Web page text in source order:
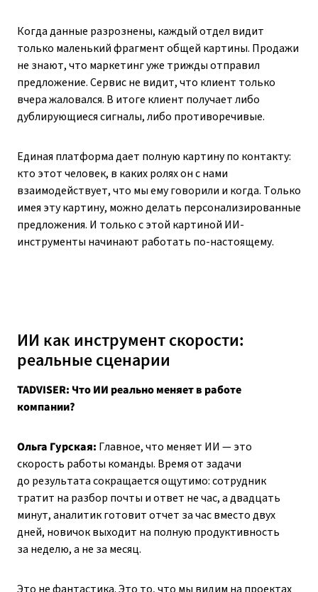
Когда данные разрознены, каждый отдел видит
только маленький фрагмент общей картины. Продажи
не знают, что маркетинг уже трижды отправил
предложение. Сервис не видит, что клиент только
вчера жаловался. В итоге клиент получает либо
дублирующиеся сигналы, либо противоречивые.
Единая платформа дает полную картину по контакту:
кто этот человек, в каких ролях он с нами
взаимодействует, что мы ему говорили и когда. Только
имея эту картину, можно делать персонализированные
предложения. И только с этой картиной ИИ-
инструменты начинают работать по-настоящему.
ИИ как инструмент скорости:
реальные сценарии
TADVISER: Что ИИ реально меняет в работе
компании?
Ольга Гурская: Главное, что меняет ИИ — это
скорость работы команды. Время от задачи
до результата сокращается ощутимо: сотрудник
тратит на разбор почты и ответ не час, а двадцать
минут, аналитик готовит отчет за час вместо двух
дней, новичок выходит на полную продуктивность
за неделю, а не за месяц.